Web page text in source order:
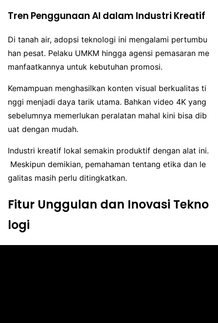
Tren Penggunaan AI dalam Industri Kreatif
Di tanah air, adopsi teknologi ini mengalami pertumbu
han pesat. Pelaku UMKM hingga agensi pemasaran me
manfaatkannya untuk kebutuhan promosi.
Kemampuan menghasilkan konten visual berkualitas ti
nggi menjadi daya tarik utama. Bahkan video 4K yang
sebelumnya memerlukan peralatan mahal kini bisa dib
uat dengan mudah.
Industri kreatif lokal semakin produktif dengan alat ini.
Meskipun demikian, pemahaman tentang etika dan le
galitas masih perlu ditingkatkan.
Fitur Unggulan dan Inovasi Tekno
logi